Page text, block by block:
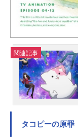
関連記事
タコピーの原罪